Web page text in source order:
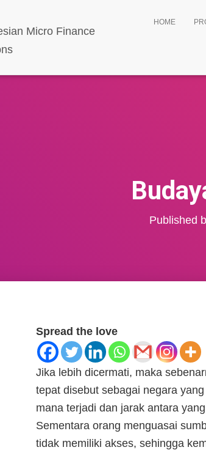
HOME
Published
Spread the love
Jika lebih dicermati, maka
tepat disebut sebagai negara
mana terjadi dan jarak antara
Sementara orang menguasai
tidak memiliki akses, sehingga